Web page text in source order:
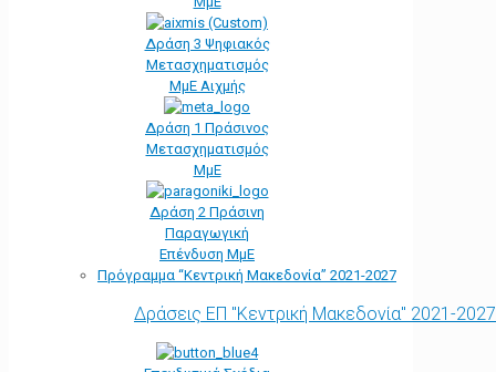
Δράση 3 Ψηφιακός
Μετασχηματισμός
ΜμΕ Αιχμής
Δράση 1 Πράσινος
Μετασχηματισμός
ΜμΕ
Δράση 2 Πράσινη
Παραγωγική
Επένδυση ΜμΕ
Πρόγραμμα “Κεντρική Μακεδονία” 2021-2027
Δράσεις ΕΠ "Κεντρική Μακεδονία" 2021-2027